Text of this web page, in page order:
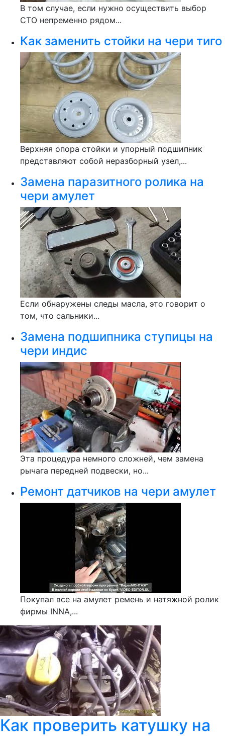
В том случае, если нужно осуществить выбор
СТО непременно рядом...
Как заменить стойки на чери тиго
Верхняя опора стойки и упорный подшипник
представляют собой неразборный узел,...
Замена паразитного ролика на
чери амулет
Если обнаружены следы масла, это говорит о
том, что сальники...
Замена подшипника ступицы на
чери индис
Эта процедура немного сложней, чем замена
рычага передней подвески, но...
Ремонт датчиков на чери амулет
Покупал все на амулет ремень и натяжной ролик
фирмы INNA,...
Как проверить катушку на